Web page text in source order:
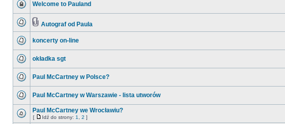
Welcome to Pauland
Autograf od Paula
koncerty on-line
okładka sgt
Paul McCartney w Polsce?
Paul McCartney w Warszawie - lista utworów
Paul McCartney we Wrocławiu?
[ Idź do strony: 1 2 ]